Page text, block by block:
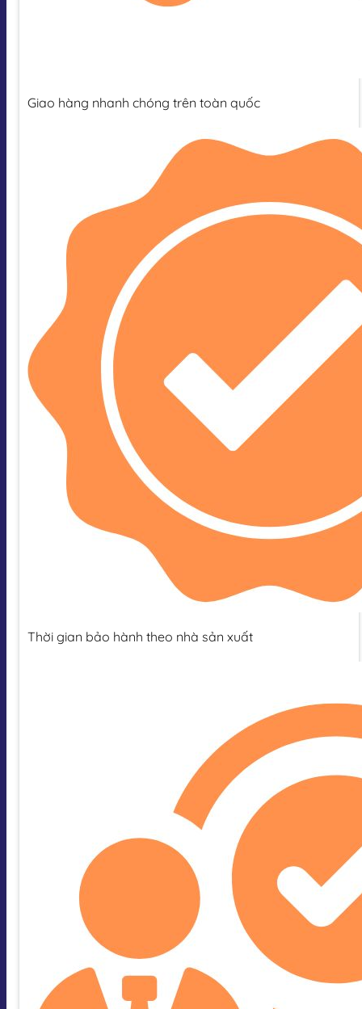
Giao hàng nhanh chóng trên toàn quốc
Thời gian bảo hành theo nhà sản xuất